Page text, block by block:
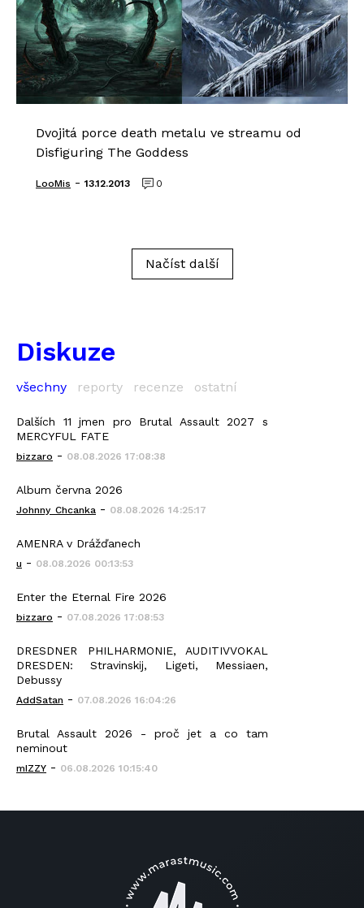
Dvojitá porce death metalu ve streamu od
Disfiguring The Goddess
LooMis - 13.12.2013 0
Načíst další
Diskuze
všechny reporty recenze ostatní
Dalších 11 jmen pro Brutal Assault 2027 s
MERCYFUL FATE
bizzaro - 08.08.2026 17:08:38
Album června 2026
Johnny_Chcanka - 08.08.2026 14:25:17
AMENRA v Drážďanech
u - 08.08.2026 00:13:53
Enter the Eternal Fire 2026
bizzaro - 07.08.2026 17:08:53
DRESDNER PHILHARMONIE, AUDITIVVOKAL
DRESDEN: Stravinskij, Ligeti, Messiaen,
Debussy
AddSatan - 07.08.2026 16:04:26
Brutal Assault 2026 - proč jet a co tam
neminout
mIZZY - 06.08.2026 10:15:40